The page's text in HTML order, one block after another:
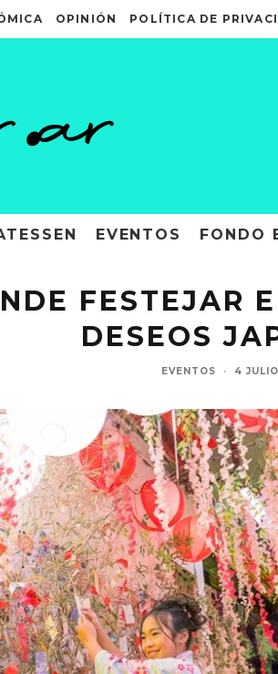
OPINIÓN POLÍTICA DE
EVENTOS FONDO
FESTEJAR
DESEOS
EVENTOS · 4